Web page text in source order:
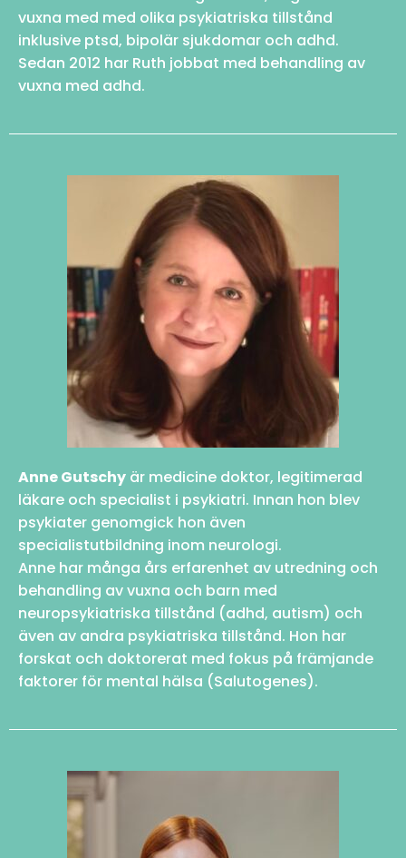
vuxna med med olika psykiatriska tillstånd
inklusive ptsd, bipolär sjukdomar och adhd.
Sedan 2012 har Ruth jobbat med behandling av
vuxna med adhd.
Anne Gutschy är medicine doktor, legitimerad
läkare och specialist i psykiatri. Innan hon blev
psykiater genomgick hon även
specialistutbildning inom neurologi.
Anne har många års erfarenhet av utredning och
behandling av vuxna och barn med
neuropsykiatriska tillstånd (adhd, autism) och
även av andra psykiatriska tillstånd. Hon har
forskat och doktorerat med fokus på främjande
faktorer för mental hälsa (Salutogenes).